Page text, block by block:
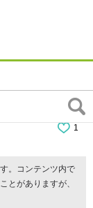
。矯正に
1
。コンテンツ内で
とがありますが、